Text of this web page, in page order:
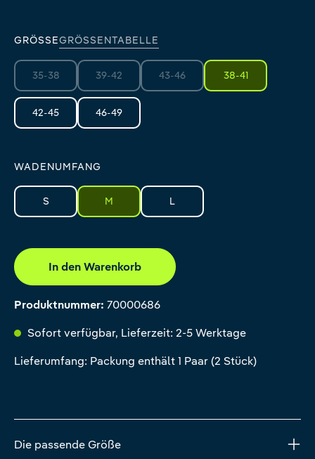
GRÖSSE GRÖSSENTABELLE
35-38(Diese Option ist zurzeit nicht verfügbar.)
39-42(Diese Option ist zurzeit nicht verfügbar.)
43-46(Diese Option ist zurzeit nicht
38-41
42-45 46-49
WADENUMFANG
S M L
In den Warenkorb
Produktnummer: 70000686
Sofort verfügbar, Lieferzeit: 2-5 Werktage
Lieferumfang: Packung enthält 1 Paar (2 Stück)
Die passende Größe